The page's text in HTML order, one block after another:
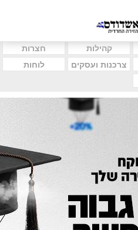
קהילות
חצרות
צרכנות ועסקים
לוחות